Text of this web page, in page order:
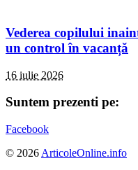
Vederea copilului
un control în vacanță
16 iulie 2026
Suntem prezenti pe:
Facebook
© 2026 ArticoleOnline.info